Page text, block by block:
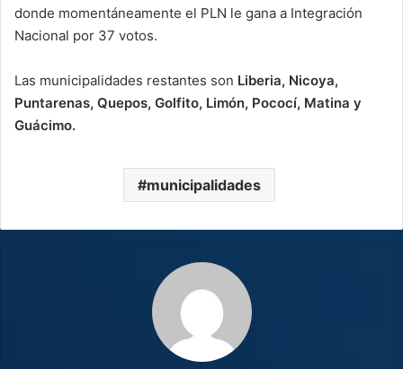
donde momentáneamente el PLN le gana a Integración
Nacional por 37 votos.
Las municipalidades restantes son Liberia, Nicoya,
Puntarenas, Quepos, Golfito, Limón, Pococí, Matina y
Guácimo.
municipalidades